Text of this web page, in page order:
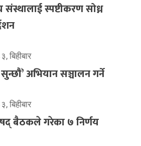
संस्थालाई स्पष्टीकरण सोध्न
बिहीबार
अभियान सञ्चालन गर्ने
बिहीबार
बैठकले गरेका ७ निर्णय